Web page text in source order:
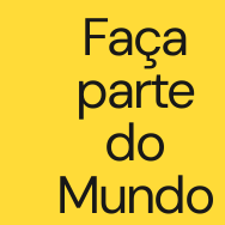
Faça
parte
do
Mundo